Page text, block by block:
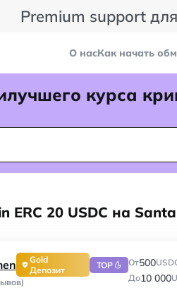
Premium support
О насКак начать
курса
ERC 20 USDC на
Gold
Депозит
TOP
От500
До10 000